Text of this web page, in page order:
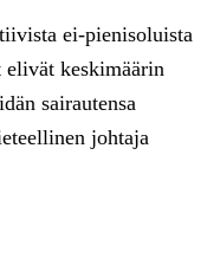
ei-pienisoluista
elivät keskimäärin
sairautensa
johtaja